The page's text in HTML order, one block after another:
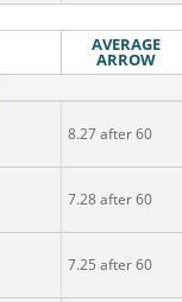
AVERAGE
ARROW
8.27 after 60
7.28 after 60
7.25 after 60